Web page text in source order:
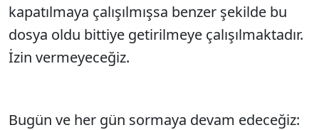
kapatılmaya çalışılmışsa benzer şekilde bu
dosya oldu bittiye getirilmeye çalışılmaktadır.
İzin vermeyeceğiz.
Bugün ve her gün sormaya devam edeceğiz: